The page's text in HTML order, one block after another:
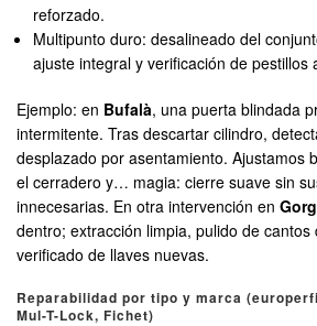
reforzado.
Multipunto duro: desalineado del
ajuste integral y verificación de pestillos
Ejemplo: en Bufalà, una puerta blindada
intermitente. Tras descartar cilindro,
desplazado por asentamiento. Ajustamos
el cerradero y… magia: cierre suave sin
innecesarias. En otra intervención en Gorg
dentro; extracción limpia, pulido de
verificado de llaves nuevas.
Reparabilidad por tipo y marca
Mul-T-Lock, Fichet)